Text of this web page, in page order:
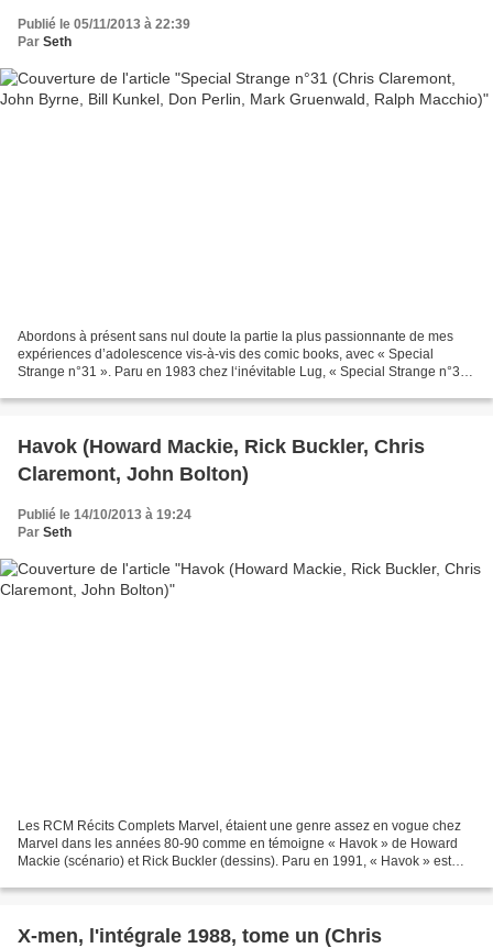
Publié le 05/11/2013 à 22:39
Par Seth
Abordons à présent sans nul doute la partie la plus passionnante de mes
expériences d’adolescence vis-à-vis des comic books, avec « Special
Strange n°31 ». Paru en 1983 chez l‘inévitable Lug, « Special Strange n°31
Havok (Howard Mackie, Rick Buckler, Chris
Claremont, John Bolton)
Publié le 14/10/2013 à 19:24
Par Seth
Les RCM Récits Complets Marvel, étaient une genre assez en vogue chez
Marvel dans les années 80-90 comme en témoigne « Havok » de Howard
Mackie (scénario) et Rick Buckler (dessins). Paru en 1991, « Havok » est
X-men, l'intégrale 1988, tome un (Chris